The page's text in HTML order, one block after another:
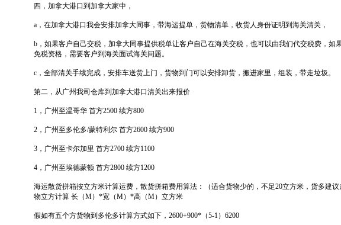
四，加拿大港口到加拿大家中，
a，在加拿大港口我会安排加拿大同事，带海运提单，货物清单，收货人身份证明到海关清关，
b，如果客户自己交税，加拿大同事提供税单让客户自己在海关交税，也可以由我们代交税费，如
免税资格，需要客户到海关面试海关问题。
c，全部清关手续完成，安排车送货上门，货物到门可以安排卸货，搬进家里，组装，带走垃圾。
第二，从广州我司仓库到加拿大港口清关出来报价
1，广州至温哥华 首方2500 续方800
2，广州至多伦多/蒙特利尔 首方2600 续方900
3，广州至卡尔加里 首方2700 续方1100
4，广州至埃德蒙顿 首方2800 续方1200
海运散货拼箱按立方米计算运费，散货拼箱费用算法：（适合货物少的，不足20立方米，货多建
物立方计算 长（M）*宽（M）*高（M）立方米
假如有五个方货物到多伦多计算方式如下，2600+900*（5-1）6200